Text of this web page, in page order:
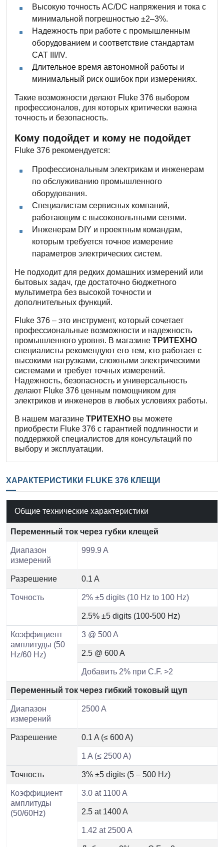
Высокую точность AC/DC напряжения и тока с
минимальной погрешностью ±2–3%.
Надежность при работе с промышленным
оборудованием и соответствие стандартам
CAT III/IV.
Длительное время автономной работы и
минимальный риск ошибок при измерениях.
Такие возможности делают Fluke 376 выбором
профессионалов, для которых критически важна
точность и безопасность.
Кому подойдет и кому не подойдет
Fluke 376 рекомендуется:
Профессиональным электрикам и инженерам
по обслуживанию промышленного
оборудования.
Специалистам сервисных компаний,
работающим с высоковольтными сетями.
Инженерам DIY и проектным командам,
которым требуется точное измерение
параметров электрических систем.
Не подходит для редких домашних измерений или
бытовых задач, где достаточно бюджетного
мультиметра без высокой точности и
дополнительных функций.
Fluke 376 – это инструмент, который сочетает
профессиональные возможности и надежность
промышленного уровня. В магазине ТРИТЕХНО
специалисты рекомендуют его тем, кто работает с
высокими нагрузками, сложными электрическими
системами и требует точных измерений.
Надежность, безопасность и универсальность
делают Fluke 376 ценным помощником для
электриков и инженеров в любых условиях работы.
В нашем магазине ТРИТЕХНО вы можете
приобрести Fluke 376 с гарантией подлинности и
поддержкой специалистов для консультаций по
выбору и эксплуатации.
ХАРАКТЕРИСТИКИ FLUKE 376 КЛЕЩИ
Общие технические характеристики
Переменный ток через губки клещей
Диапазон
измерений
999.9 A
Разрешение 0.1 A
Точность 2% ±5 digits (10 Hz to 100 Hz)
2.5% ±5 digits (100-500 Hz)
Коэффициент
амплитуды (50
Hz/60 Hz)
3 @ 500 A
2.5 @ 600 A
Добавить 2% при C.F. >2
Переменный ток через гибкий токовый щуп
Диапазон
измерений
2500 A
Разрешение 0.1 A (≤ 600 A)
1 A (≤ 2500 A)
Точность 3% ±5 digits (5 – 500 Hz)
Коэффициент
амплитуды
(50/60Hz)
3.0 at 1100 A
2.5 at 1400 A
1.42 at 2500 A